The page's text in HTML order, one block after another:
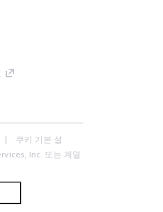
쿠키 기본 설
Inc. 또는 계열